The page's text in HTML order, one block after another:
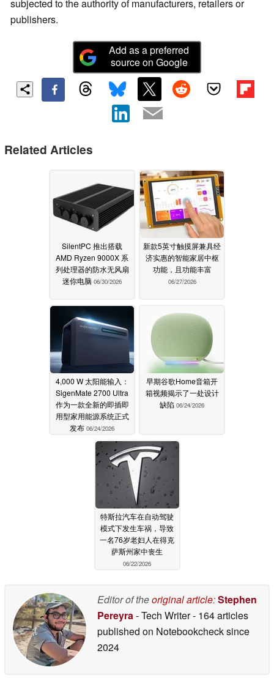
subjected to the authority of manufacturers, retailers or
publishers.
Add as a preferred
source on Google
Related Articles
SilentPC 推出搭载
AMD Ryzen 9000X 系
列处理器的防水无风扇
迷你电脑 06/30/2026
新款5英寸触摸屏兼具经
济实惠的智能家居中枢
功能，且功能丰富
06/27/2026
4,000 W 太阳能输入：
SigenMate 2700 Ultra
作为一款全新的即插即
用型家用能源系统正式
发布 06/24/2026
早期谷歌Home音箱开
箱视频揭示了一处设计
缺陷 06/24/2026
特斯拉汽车在自动驾驶
模式下发生车祸，导致
一名76岁老妇人在得克
萨斯州家中丧生
06/22/2026
Editor of theoriginal article:Stephen
Pereyra- Tech Writer- 164 articles
published on Notebookchecksince
2024